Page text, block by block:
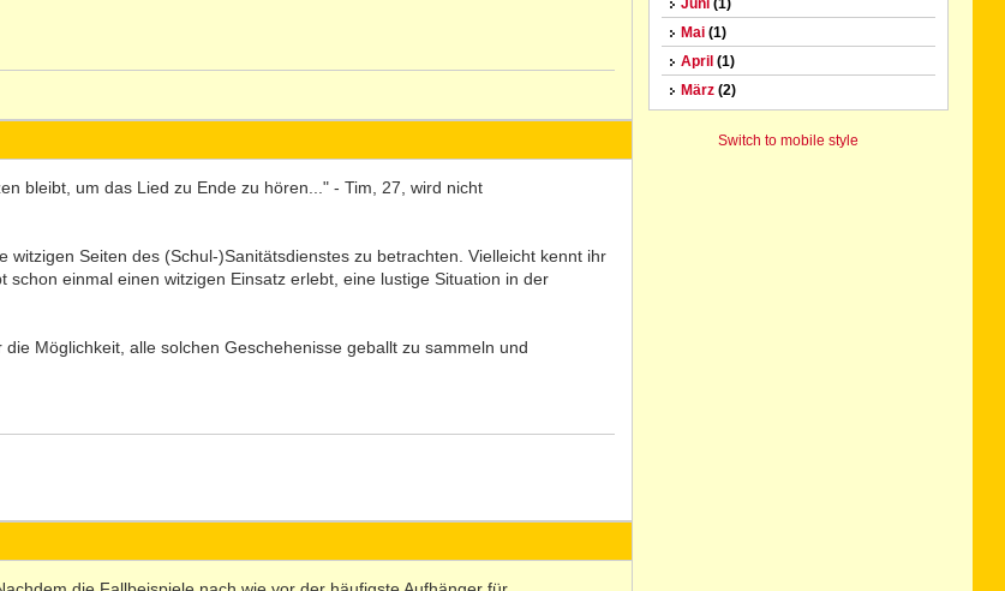
Juni(1)
Mai(1)
April (1)
März(2)
bleibt, um das Lied zu Ende zu hören..." - Tim, 27, wird nicht
witzigen Seiten des (Schul-)Sanitätsdienstes zu betrachten. Vielleicht kennt ihr
einmal einen witzigen Einsatz erlebt, eine lustige Situation in der
Möglichkeit, alle solchen Geschehenisse geballt zu sammeln und
Switch to mobile style